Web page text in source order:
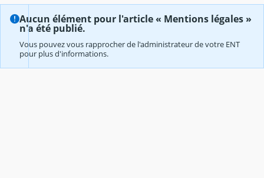
Aucun élément pour l'article « Mentions légales »
n'a été publié.
Vous pouvez vous rapprocher de l'administrateur de votre ENT
pour plus d'informations.